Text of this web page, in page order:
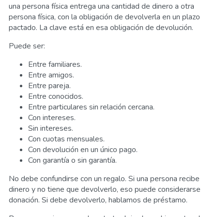
una persona física entrega una cantidad de dinero a otra
persona física, con la obligación de devolverla en un plazo
pactado. La clave está en esa obligación de devolución.
Puede ser:
Entre familiares.
Entre amigos.
Entre pareja.
Entre conocidos.
Entre particulares sin relación cercana.
Con intereses.
Sin intereses.
Con cuotas mensuales.
Con devolución en un único pago.
Con garantía o sin garantía.
No debe confundirse con un regalo. Si una persona recibe
dinero y no tiene que devolverlo, eso puede considerarse
donación. Si debe devolverlo, hablamos de préstamo.